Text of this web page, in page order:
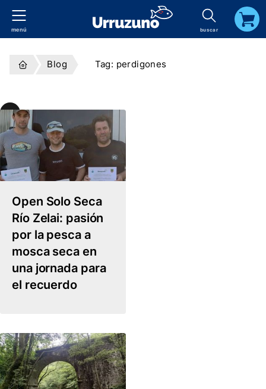
menú buscar
Blog Tag: perdigones
Tag:
Perdigones
Open Solo Seca
Río Zelai: pasión
por la pesca a
mosca seca en
una jornada para
el recuerdo